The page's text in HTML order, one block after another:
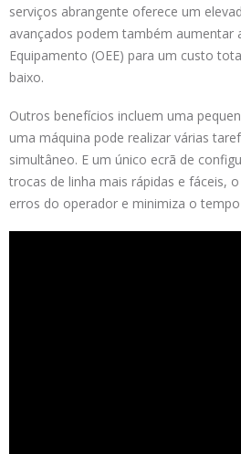
serviços abrangente oferece um
avançados podem também aumentar
Equipamento (OEE) para um custo
baixo.
Outros benefícios incluem uma
uma máquina pode realizar várias
simultâneo. E um único ecrã de
trocas de linha mais rápidas e fáceis,
erros do operador e minimiza o